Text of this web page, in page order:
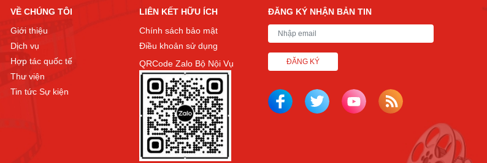
VỀ CHÚNG TÔI
Giới thiệu
Dịch vụ
Hợp tác quốc tế
Thư viện
Tin tức Sự kiện
LIÊN KẾT HỮU ÍCH
Chính sách bảo mật
Điều khoản sử dụng
QRCode Zalo Bộ Nội Vụ
ĐĂNG KÝ NHẬN BẢN TIN
ĐĂNG KÝ